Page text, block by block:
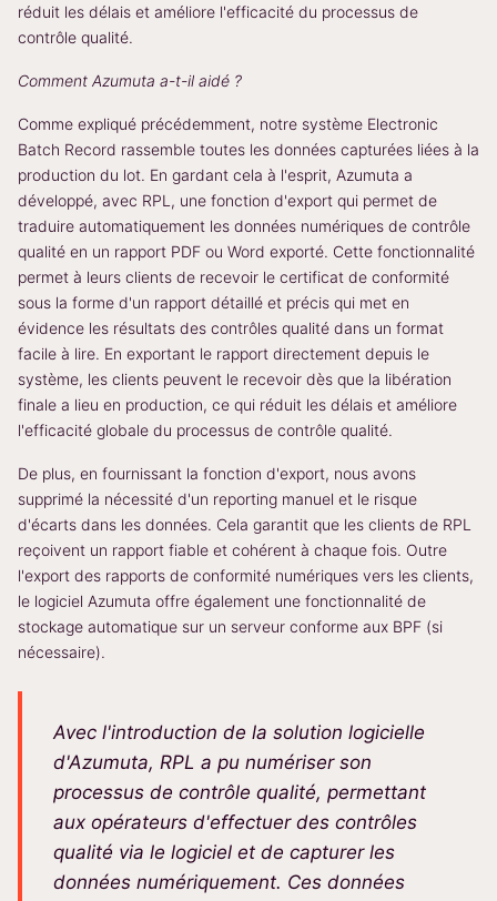
réduit les délais et améliore l'efficacité du processus de
contrôle qualité.
Comment Azumuta a-t-il aidé ?
Comme expliqué précédemment, notre système Electronic
Batch Record rassemble toutes les données capturées liées à la
production du lot. En gardant cela à l'esprit, Azumuta a
développé, avec RPL, une fonction d'export qui permet de
traduire automatiquement les données numériques de contrôle
qualité en un rapport PDF ou Word exporté. Cette fonctionnalité
permet à leurs clients de recevoir le certificat de conformité
sous la forme d'un rapport détaillé et précis qui met en
évidence les résultats des contrôles qualité dans un format
facile à lire. En exportant le rapport directement depuis le
système, les clients peuvent le recevoir dès que la libération
finale a lieu en production, ce qui réduit les délais et améliore
l'efficacité globale du processus de contrôle qualité.
De plus, en fournissant la fonction d'export, nous avons
supprimé la nécessité d'un reporting manuel et le risque
d'écarts dans les données. Cela garantit que les clients de RPL
reçoivent un rapport fiable et cohérent à chaque fois. Outre
l'export des rapports de conformité numériques vers les clients,
le logiciel Azumuta offre également une fonctionnalité de
stockage automatique sur un serveur conforme aux BPF (si
nécessaire).
Avec l'introduction de la solution logicielle
d'Azumuta, RPL a pu numériser son
processus de contrôle qualité, permettant
aux opérateurs d'effectuer des contrôles
qualité via le logiciel et de capturer les
données numériquement. Ces données